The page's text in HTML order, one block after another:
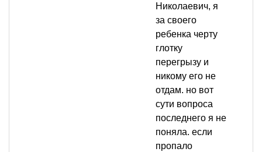
Николаевич, я
за своего
ребенка черту
глотку
перегрызу и
никому его не
отдам. но вот
сути вопроса
последнего я не
поняла. если
пропало